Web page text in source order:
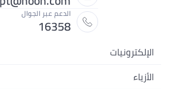
الدعم عبر الجوال
16358
الإلكترونيات
الهواتف المتحركة
الأزياء